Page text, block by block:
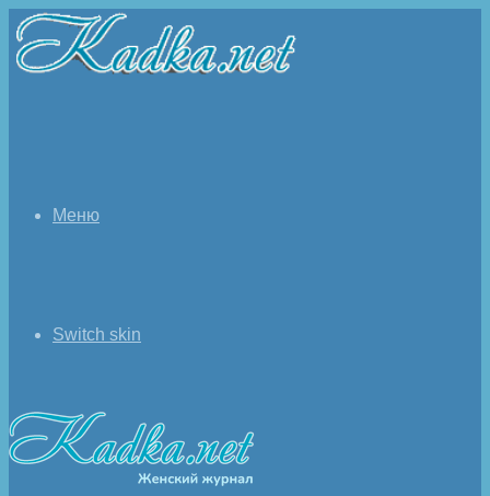
Меню
Switch skin